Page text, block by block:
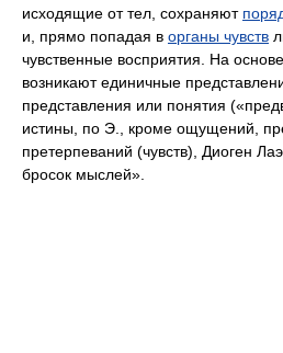
исходящие от тел, сохраняют
и, прямо попадая в органы чувств
чувственные восприятия. На
возникают единичные
представления или понятия
истины, по Э., кроме ощущений,
претерпеваний (чувств), Диоген
бросок мыслей».